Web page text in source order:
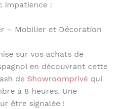
impatience :
– Mobilier et Décoration
sur vos achats de
en découvrant cette
de Showroomprivéqui
à 8 heures. Une
être signalée !